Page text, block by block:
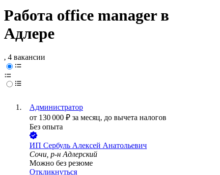
Работа office manager в
Адлере
, 4 вакансии
Администратор
от 130 000 ₽ за месяц, до вычета налогов
Без опыта
ИП Сербуль Алексей Анатольевич
Сочи, р-н Адлерский
Можно без резюме
Откликнуться